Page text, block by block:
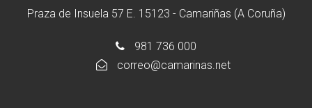
Praza de Insuela 57 E. 15123 - Camariñas (A Coruña)
981 736 000
correo@camarinas.net